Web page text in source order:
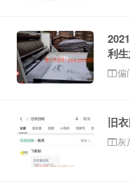
利
偏
旧
灰